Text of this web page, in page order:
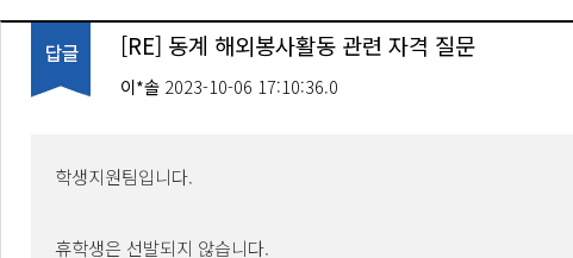
[RE] 동계 해외봉사활동 관련 자격 질문
이*솔 2023-10-06 17:10:36.0
학생지원팀입니다.
휴학생은 선발되지 않습니다.